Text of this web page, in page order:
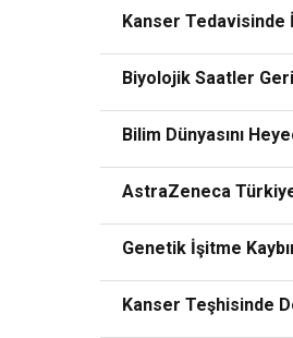
Kanser
Biyolojik Saatler
Bilim Dünyasını
AstraZeneca
Genetik İşitme
Kanser Teşhisinde